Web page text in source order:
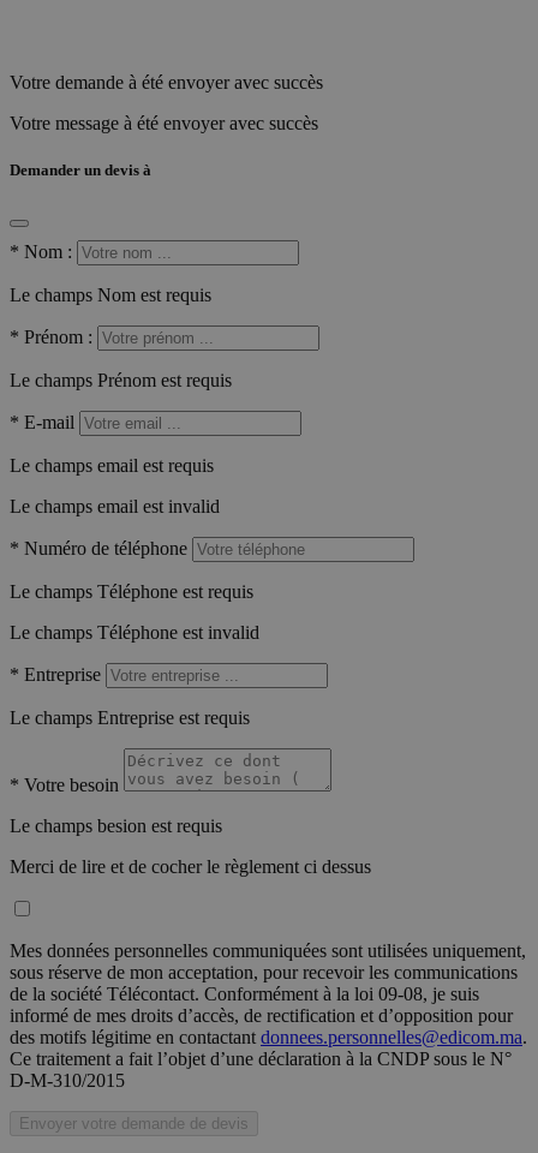
Votre demande à été envoyer avec succès
Votre message à été envoyer avec succès
Demander un devis à
* Nom :
Le champs Nom est requis
* Prénom :
Le champs Prénom est requis
* E-mail
Le champs email est requis
Le champs email est invalid
* Numéro de téléphone
Le champs Téléphone est requis
Le champs Téléphone est invalid
* Entreprise
Le champs Entreprise est requis
* Votre besoin
Le champs besion est requis
Merci de lire et de cocher le règlement ci dessus
Mes données personnelles communiquées sont utilisées uniquement,
sous réserve de mon acceptation, pour recevoir les communications
de la société Télécontact. Conformément à la loi 09-08, je suis
informé de mes droits d’accès, de rectification et d’opposition pour
des motifs légitime en contactant donnees.personnelles@edicom.ma.
Ce traitement a fait l’objet d’une déclaration à la CNDP sous le N°
D-M-310/2015
Envoyer votre demande de devis